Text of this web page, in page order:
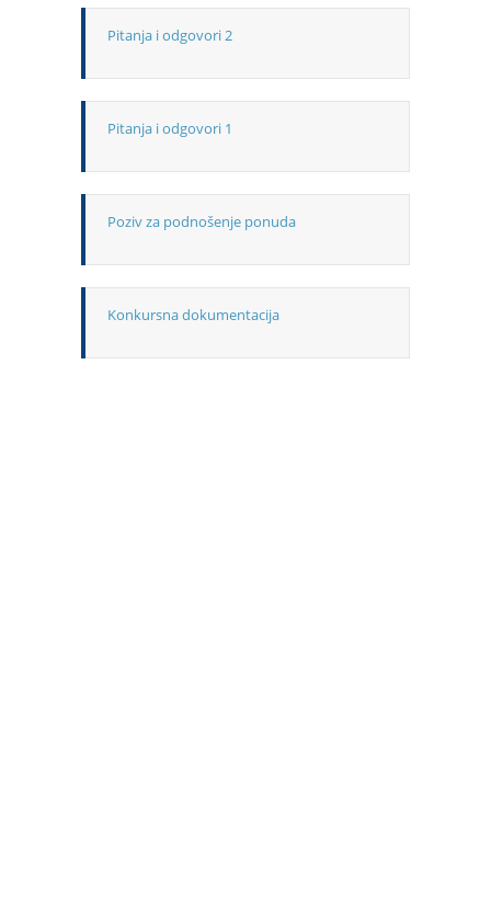
Pitanja i odgovori 2
Pitanja i odgovori 1
Poziv za podnošenje ponuda
Konkursna dokumentacija